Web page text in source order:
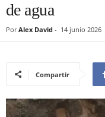
de agua
Por Alex David - 14 junio 2026
Compartir